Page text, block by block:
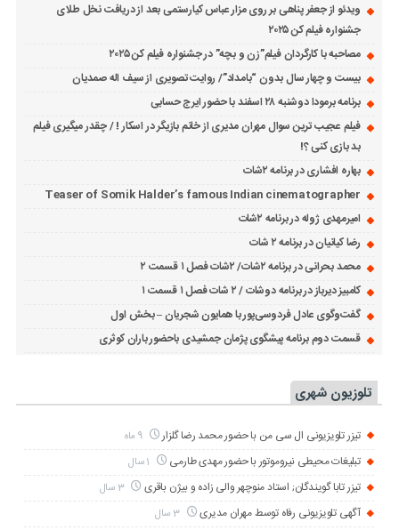
ویدئو از جعفر پناهی بر روی مزار عباس کیارستمی بعد از دریافت نخل طلای
جشنواره فیلم کن ۲۰۲۵
مصاحبه با کارگردان فیلم”زن و بچه” در جشنواره فیلم کن ۲۰۲۵
بیست و چهار سال بدون “بامداد”/ روایت تصویری از سیف اله صمدیان
برنامه برمودا دوشنبه ۲۸ اسفند با حضور ایرج حسابی
فیلم عجیب ترین سوال مهران مدیری از خانم بازیگر در اسکار ! / چقدر میگیری فیلم
بد بازی کنی ؟!
بهاره افشاری در برنامه ۲شات
Teaser of Somik Halder’s famous Indian cinematographer
امیرمهدی ژوله در برنامه ۲شات
رضا کیانیان در برنامه ۲ شات
محمد بحرانی در برنامه ۲شات/ ۲شات فصل ۱ قسمت ۲
کامبیز دیرباز در برنامه دوشات / ۲ شات فصل ۱ قسمت ۱
گفت‌وگوی عادل فردوسی‌پور با همایون شجریان – بخش اول
قسمت دوم برنامه پیشگوی پژمان جمشیدی باحضور باران کوثری
تلوزیون شهری
تیزر تلویزیونی ال سی من با حضور محمد رضا گلزار 9 ماه
تبلیغات محیطی نیروموتور با حضور مهدی طارمی
تیزر تابا گویندگان; استاد منوچهر والی زاده و بیژن باقری 3 سال
آگهی تلویزیونی رفاه توسط مهران مدیری 3 سال